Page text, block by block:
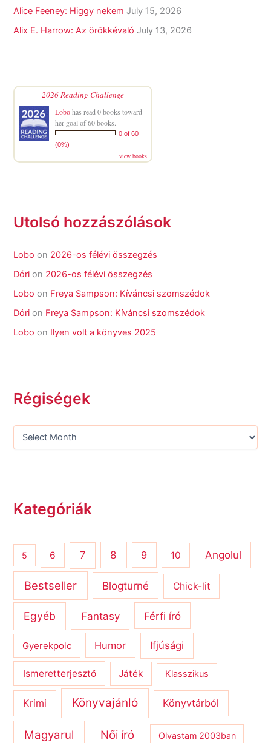
Alice Feeney: Higgy nekem July 15, 2026
Alix E. Harrow: Az örökkévaló July 13, 2026
2026 Reading Challenge
Lobohas read 0 books toward
her goal of 60 books.
0 of 60
(0%)
view books
Utolsó hozzászólások
Lobo on 2026-os félévi összegzés
Dóri on 2026-os félévi összegzés
Lobo on Freya Sampson: Kíváncsi szomszédok
Dóri on Freya Sampson: Kíváncsi szomszédok
Lobo on Ilyen volt a könyves 2025
Régiségek
Kategóriák
5 6 7 8 9 10 Angolul
Bestseller Blogturné Chick-lit
Egyéb Fantasy Férfi író
Gyerekpolc Humor Ifjúsági
Ismeretterjesztő Játék Klasszikus
Krimi Könyvajánló Könyvtárból
Magyarul Női író Olvastam 2003ban